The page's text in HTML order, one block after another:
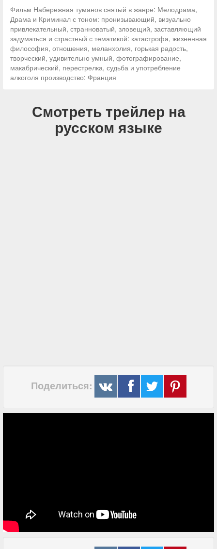
Фильм Набережная туманов снятый в жанре: Мелодрама,
Драма и Криминал с тоном: пронизывающий, визуально
привлекательный, странноватый, зловещий, заставляющий
задуматься и страстный с тематикой: катастрофа, жизненная
философия, отношения, меланхолия, горькая радость,
творческий, удивительно умный, фотографирование,
макабрический, перестрелка, судьба и употребление
алкоголя производство: Франция
Смотреть трейлер на
русском языке
Поделиться: